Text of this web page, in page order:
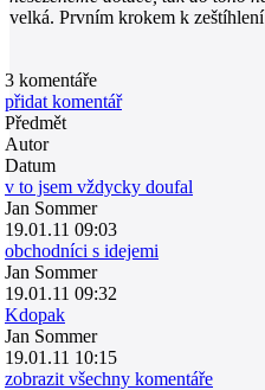
velká. Prvním krokem k
3 komentáře
přidat komentář
Předmět
Autor
Datum
v to jsem vždycky doufal
Jan Sommer
19.01.11 09:03
obchodníci s idejemi
Jan Sommer
19.01.11 09:32
Kdopak
Jan Sommer
19.01.11 10:15
zobrazit všechny komentáře